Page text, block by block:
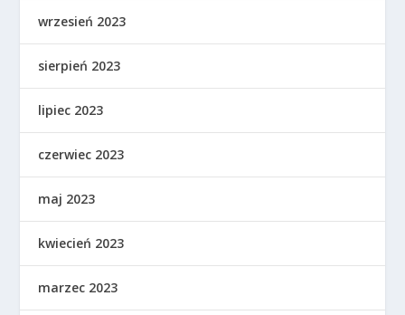
wrzesień 2023
sierpień 2023
lipiec 2023
czerwiec 2023
maj 2023
kwiecień 2023
marzec 2023